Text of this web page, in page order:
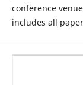
conference
includes all